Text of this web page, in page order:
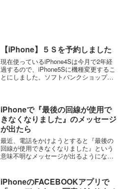
【iPhone】５Ｓを予約しました
現在使っているiPhone4Sは今月で2年経
過するので、iPhone5Sに機種変更するこ
とにしました。ソフトバンクショップに
という...
iPhoneで『最後の回線が使用で
きなくなりました』のメッセージ
が出たら
最近、電話をかけようとすると『最後の
回線が使用できなくなりました』という
意味不明なメッセージが出るようになっ
このメッセージが出るのはうるさい。メ
ッセージを消す方法を調べ...
iPhoneのFACEBOOKアプリで